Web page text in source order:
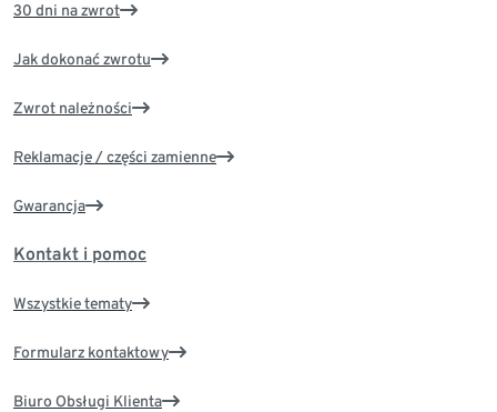
30 dni na zwrot
Jak dokonać zwrotu
Zwrot należności
Reklamacje / części zamienne
Gwarancja
Kontakt i pomoc
Wszystkie tematy
Formularz kontaktowy
Biuro Obsługi Klienta